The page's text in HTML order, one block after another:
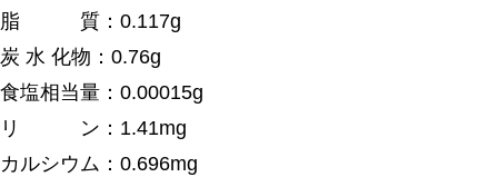
脂 質：0.117g
炭 水 化物：0.76g
食塩相当量：0.00015g
リ ン：1.41mg
カルシウム：0.696mg